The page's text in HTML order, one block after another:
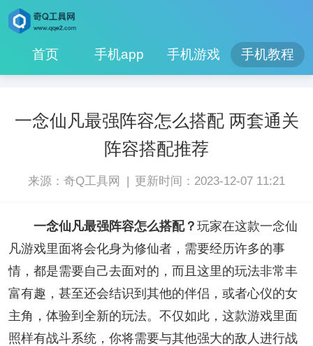
首页 手机app 手机游戏 手机教程
一念仙凡最强阵容怎么搭配 两套通关
阵容搭配推荐
来源：奇Q工具网 | 更新时间：2023-12-07 11:21
一念仙凡最强阵容怎么搭配？ 玩家在这款一念仙
凡游戏里面将会化身为修仙者，需要经历许多的事
情，都是需要自己去面对的，而且这里的玩法非常丰
富有趣，甚至还会结识到其他的伴侣，或者心仪的女
主角，体验到全新的玩法。不仅如此，这款游戏里面
照样有战斗系统，你将需要与其他强大的敌人进行战